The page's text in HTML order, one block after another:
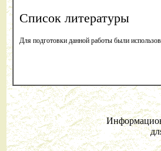
Список литературы
Для подготовки данной работы были